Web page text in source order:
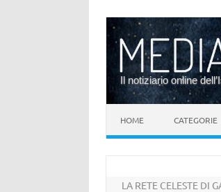
Il notiziario online
HOME CATEGORIE
LA RETE CELESTE DI